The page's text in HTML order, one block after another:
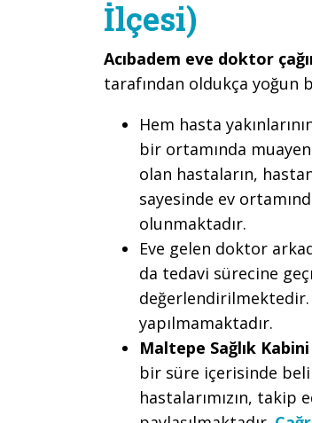
İlçesi)
Acıbadem eve doktor
tarafından oldukça
Hem hasta
bir ortamında
olan hastaların,
sayesinde ev
olunmaktadır.
Eve gelen doktor
da tedavi sürecine
yapılmamaktadır.
Maltepe Sağlık Kabini
bir süre içerisinde
hastalarımızın, takip